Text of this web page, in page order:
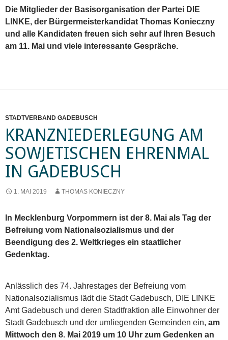
Die Mitglieder der Basisorganisation der Partei DIE
LINKE, der Bürgermeisterkandidat Thomas Konieczny
und alle Kandidaten freuen sich sehr auf Ihren Besuch
am 11. Mai und viele interessante Gespräche.
STADTVERBAND GADEBUSCH
KRANZNIEDERLEGUNG AM
SOWJETISCHEN EHRENMAL
IN GADEBUSCH
1. MAI 2019 THOMAS KONIECZNY
In Mecklenburg Vorpommern ist der 8. Mai als Tag der
Befreiung vom Nationalsozialismus und der
Beendigung des 2. Weltkrieges ein staatlicher
Gedenktag.
Anlässlich des 74. Jahrestages der Befreiung vom
Nationalsozialismus lädt die Stadt Gadebusch, DIE LINKE
Amt Gadebusch und deren Stadtfraktion alle Einwohner der
Stadt Gadebusch und der umliegenden Gemeinden ein, am
Mittwoch den 8. Mai 2019 um 10 Uhr zum Gedenken an